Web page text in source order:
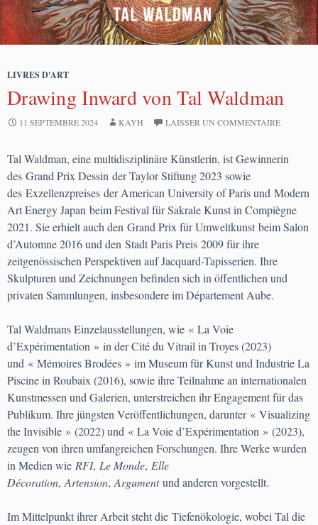
LIVRES D'ART
Drawing Inward von Tal Waldman
11 SEPTEMBRE 2024 KAYH LAISSER UN COMMENTAIRE
Tal Waldman, eine multidisziplinäre Künstlerin, ist Gewinnerin
des Grand Prix Dessin der Taylor Stiftung 2023 sowie
des Exzellenzpreises der American University of Paris und Modern
Art Energy Japan beim Festival für Sakrale Kunst in Compiègne
2021. Sie erhielt auch den Grand Prix für Umweltkunst beim Salon
d’Automne 2016 und den Stadt Paris Preis 2009 für ihre
zeitgenössischen Perspektiven auf Jacquard-Tapisserien. Ihre
Skulpturen und Zeichnungen befinden sich in öffentlichen und
privaten Sammlungen, insbesondere im Département Aube.
Tal Waldmans Einzelausstellungen, wie « La Voie
d’Expérimentation » in der Cité du Vitrail in Troyes (2023)
und « Mémoires Brodées » im Museum für Kunst und Industrie La
Piscine in Roubaix (2016), sowie ihre Teilnahme an internationalen
Kunstmessen und Galerien, unterstreichen ihr Engagement für das
Publikum. Ihre jüngsten Veröffentlichungen, darunter « Visualizing
the Invisible » (2022) und « La Voie d’Expérimentation » (2023),
zeugen von ihren umfangreichen Forschungen. Ihre Werke wurden
in Medien wie RFI, Le Monde, Elle
Décoration, Artension, Argumentund anderen vorgestellt.
Im Mittelpunkt ihrer Arbeit steht die Tiefenökologie, wobei Tal die